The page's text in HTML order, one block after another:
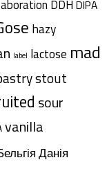
DDH DIPA
hazy
label lactose mad
stout
sour
vanilla
Данія